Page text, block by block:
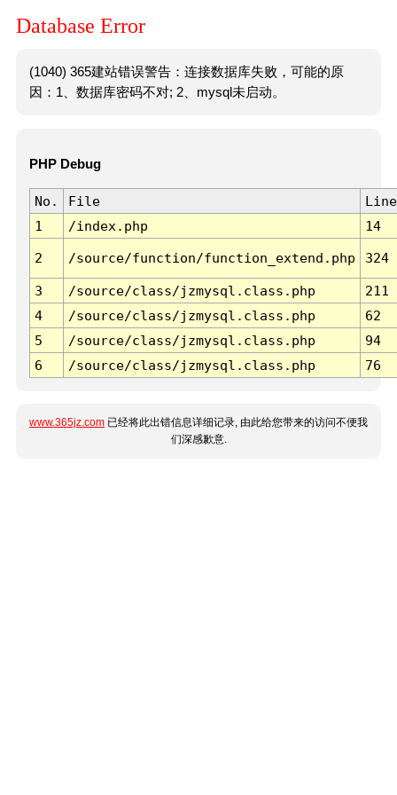
Database Error
(1040) 365建站错误警告：连接数据库失败，可能的原
因：1、数据库密码不对; 2、mysql未启动。
PHP Debug
No. File
Line
1
/index.php 14
2 /source/function/function_extend.php 324
3 /source/class/jzmysql.class.php
211
4
/source/class/jzmysql.class.php
62
5
/source/class/jzmysql.class.php
94
6
/source/class/jzmysql.class.php 76
www.365jz.com 已经将此出错信息详细记录, 由此给您带来的访问不便我
们深感歉意.